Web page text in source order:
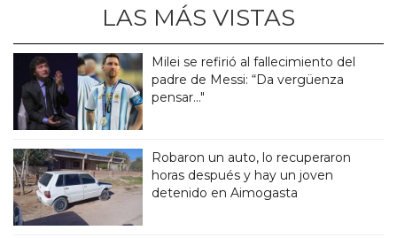
LAS MÁS VISTAS
Milei se refirió al fallecimiento del
padre de Messi: “Da vergüenza
pensar..."
Robaron un auto, lo recuperaron
horas después y hay un joven
detenido en Aimogasta